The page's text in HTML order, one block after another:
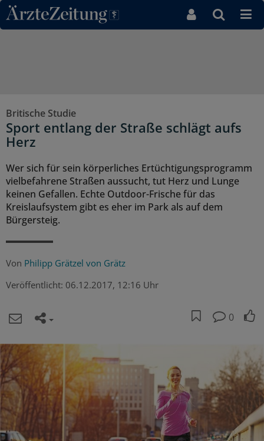
Direkt zum Inhaltsbereich
Britische Studie
Sport entlang der Straße schlägt aufs
Herz
Wer sich für sein körperliches Ertüchtigungsprogramm
vielbefahrene Straßen aussucht, tut Herz und Lunge
keinen Gefallen. Echte Outdoor-Frische für das
Kreislaufsystem gibt es eher im Park als auf dem
Bürgersteig.
Von Philipp Grätzel von Grätz
Veröffentlicht: 06.12.2017, 12:16 Uhr
0